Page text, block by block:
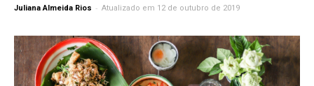
Juliana Almeida Rios - Atualizado em 12 de outubro de 2019